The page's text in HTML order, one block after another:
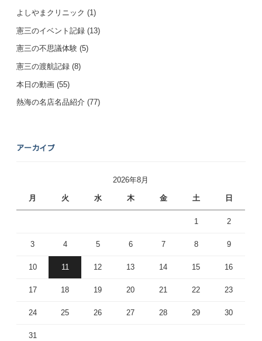
よしやまクリニック (1)
憲三のイベント記録 (13)
憲三の不思議体験 (5)
憲三の渡航記録 (8)
本日の動画 (55)
熱海の名店名品紹介 (77)
アーカイブ
2026年8月
月 火 水 木 金 土 日
1 2
3 4 5 6 7 8 9
10 11 12 13 14 15 16
17 18 19 20 21 22 23
24 25 26 27 28 29 30
31